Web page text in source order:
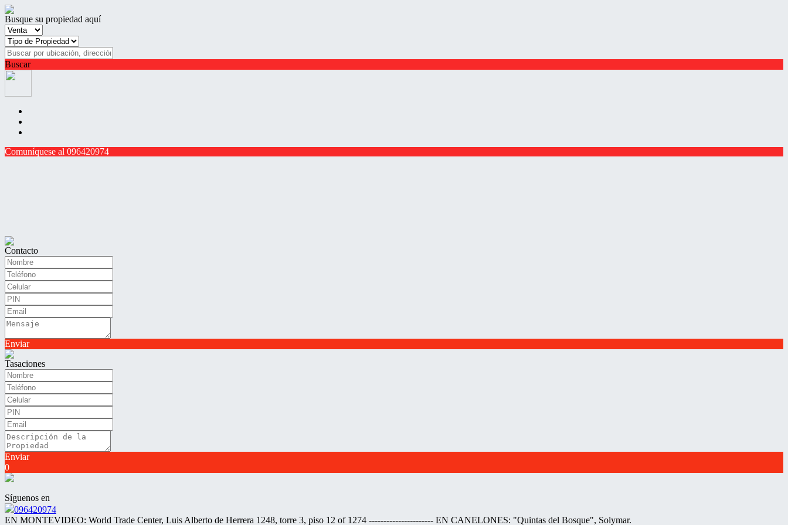
Busque su propiedad aquí
Buscar
Comuníquese al 096420974
Contacto
Enviar
Tasaciones
Enviar
0
Síguenos en
096420974
EN MONTEVIDEO: World Trade Center, Luis Alberto de Herrera 1248, torre 3, piso 12 of 1274 ---------------------- EN CANELONES: "Quintas del Bosque", Solymar.